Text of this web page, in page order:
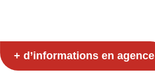
+ d’informations en agence